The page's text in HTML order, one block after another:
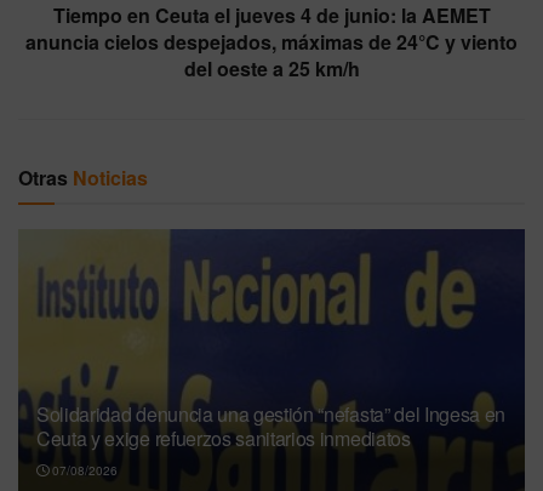
Tiempo en Ceuta el jueves 4 de junio: la AEMET
anuncia cielos despejados, máximas de 24°C y viento
del oeste a 25 km/h
Otras Noticias
Solidaridad denuncia una gestión “nefasta” del Ingesa en
Ceuta y exige refuerzos sanitarios inmediatos
07/08/2026